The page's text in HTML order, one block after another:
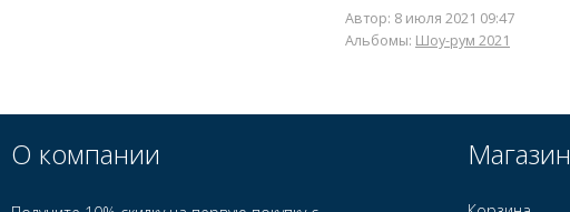
Автор: 8 июля 2021 09:47
Альбомы: Шоу-рум 2021
О компании Магазин